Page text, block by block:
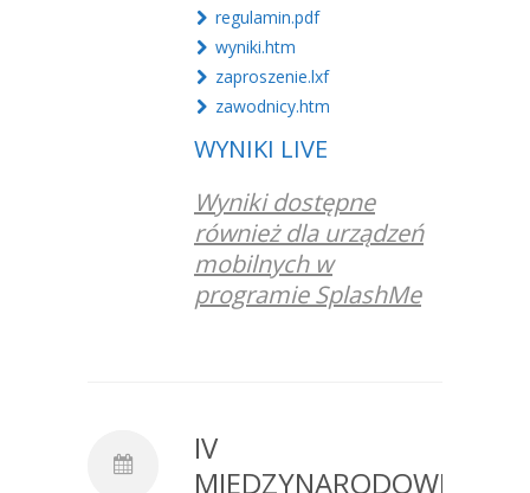
regulamin.pdf
wyniki.htm
zaproszenie.lxf
zawodnicy.htm
WYNIKI LIVE
Wyniki dostępne
również dla urządzeń
mobilnych w
programie SplashMe
IV
MIEDZYNARODOWE